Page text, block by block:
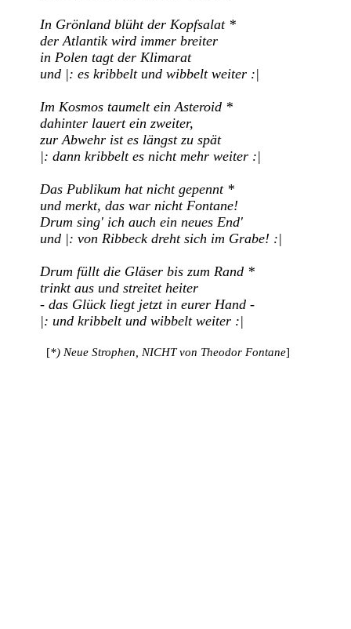
In Grönland blüht der Kopfsalat *
der Atlantik wird immer breiter
in Polen tagt der Klimarat
und |: es kribbelt und wibbelt weiter :|
Im Kosmos taumelt ein Asteroid *
dahinter lauert ein zweiter,
zur Abwehr ist es längst zu spät
|: dann kribbelt es nicht mehr weiter :|
Das Publikum hat nicht gepennt *
und merkt, das war nicht Fontane!
Drum sing' ich auch ein neues End'
und |: von Ribbeck dreht sich im Grabe! :|
Drum füllt die Gläser bis zum Rand *
trinkt aus und streitet heiter
- das Glück liegt jetzt in eurer Hand -
|: und kribbelt und wibbelt weiter :|
  [
*) Neue Strophen, NICHT von Theodor Fontane]